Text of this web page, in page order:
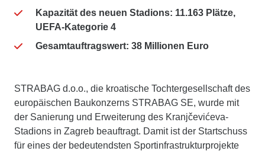
Kapazität des neuen Stadions: 11.163 Plätze,
UEFA-Kategorie 4
Gesamtauftragswert: 38 Millionen Euro
STRABAG d.o.o., die kroatische Tochtergesellschaft des
europäischen Baukonzerns STRABAG SE, wurde mit
der Sanierung und Erweiterung des Kranjčevićeva-
Stadions in Zagreb beauftragt. Damit ist der Startschuss
für eines der bedeutendsten Sportinfrastrukturprojekte